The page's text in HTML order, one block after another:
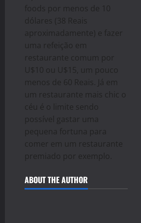
foods por menos de 10
dólares (38 Reais
aproximadamente) e fazer
uma refeição em
restaurante comum por
U$10 ou U$15, um pouco
menos de 60 Reais. Já em
um restaurante mais chic o
céu é o limite sendo
possível gastar uma
pequena fortuna para
comer em um restaurante
premiado por exemplo.
ABOUT THE AUTHOR